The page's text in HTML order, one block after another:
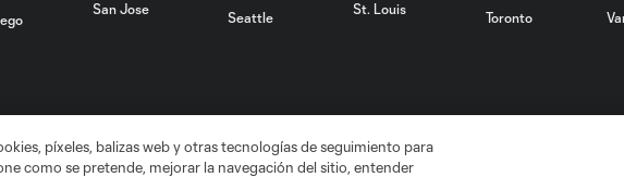
San Jose
Seattle
St. Louis
Toronto
píxeles, balizas web y otras tecnologías de seguimiento para
como se pretende, mejorar la navegación del sitio, entender